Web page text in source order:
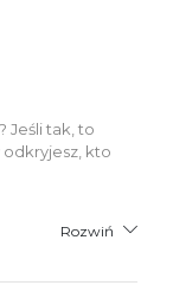
Jeśli tak, to
odkryjesz, kto
Rozwiń